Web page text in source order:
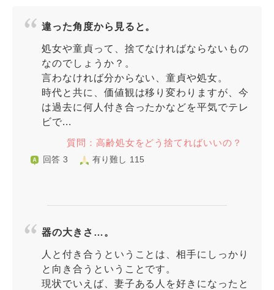
違った角度から見ると。
処女や童貞って、捨てなければならないもの
なのでしょうか？。
言わなければ分からない、童貞や処女。
時代と共に、価値観は移り変わりますが、今
は過去に何人付き合ったかなどを平気でテレ
ビで...
質問：高齢処女をどう捨てればいいの？
回答 3 有り難し 115
器の大きさ…。
人と付き合うということは、相手にしっかり
と向き合うということです。
現状でいえば、妻子ある人を好きになったと